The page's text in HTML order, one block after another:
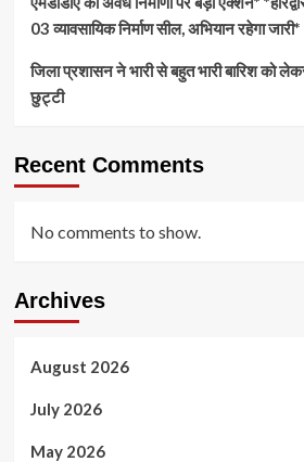
03 व्यावसायिक निर्माण सील, अभियान रहेगा जारी*
जिला प्रशासन ने भारी से बहुत भारी बारिश को
छुट्टी
Recent Comments
No comments to show.
Archives
August 2026
July 2026
May 2026